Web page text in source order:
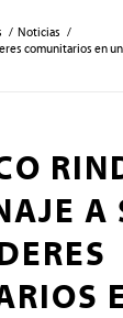
/ Noticias /
comunitarios en
A